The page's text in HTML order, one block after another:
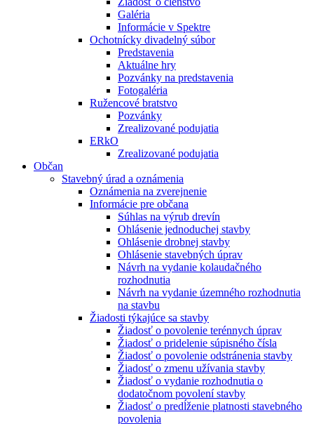
Galéria
Informácie v Spektre
Ochotnícky divadelný súbor
Predstavenia
Aktuálne hry
Pozvánky na predstavenia
Fotogaléria
Ružencové bratstvo
Pozvánky
Zrealizované podujatia
ERkO
Zrealizované podujatia
Občan
Stavebný úrad a oznámenia
Oznámenia na zverejnenie
Informácie pre občana
Súhlas na výrub drevín
Ohlásenie jednoduchej stavby
Ohlásenie drobnej stavby
Ohlásenie stavebných úprav
Návrh na vydanie kolaudačného
rozhodnutia
Návrh na vydanie územného rozhodnutia
na stavbu
Žiadosti týkajúce sa stavby
Žiadosť o povolenie terénnych úprav
Žiadosť o pridelenie súpisného čísla
Žiadosť o povolenie odstránenia stavby
Žiadosť o zmenu užívania stavby
Žiadosť o vydanie rozhodnutia o
dodatočnom povolení stavby
Žiadosť o predĺženie platnosti stavebného
povolenia